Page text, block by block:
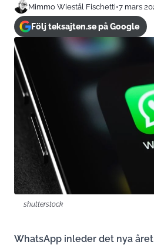
Mimmo Wiestål Fischetti•7 mars
Följ teksajten.se på Google
shutterstock
WhatsApp inleder det nya